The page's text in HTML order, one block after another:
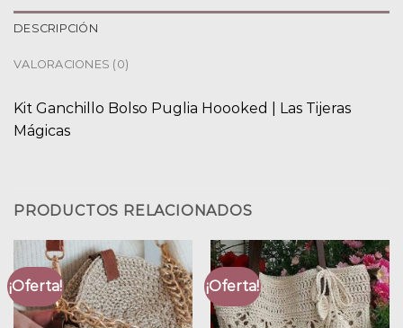
DESCRIPCIÓN
VALORACIONES (0)
Kit Ganchillo Bolso Puglia Hoooked | Las Tijeras
Mágicas
PRODUCTOS RELACIONADOS
¡Oferta! ¡Oferta!